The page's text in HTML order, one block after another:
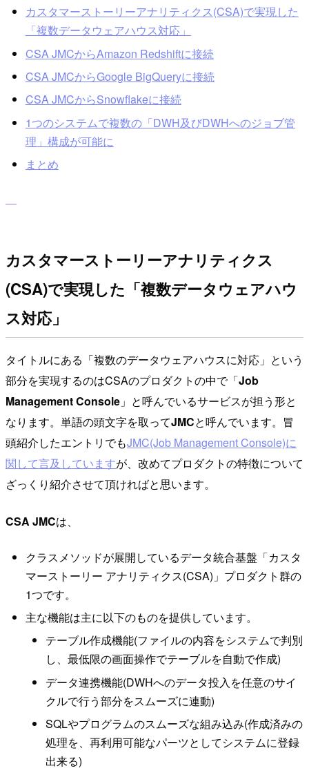
カスタマーストーリーアナリティクス(CSA)で実現した
「複数データウェアハウス対応」
CSA JMCからAmazon Redshiftに接続
CSA JMCからGoogle BigQueryに接続
CSA JMCからSnowflakeに接続
1つのシステムで複数の「DWH及びDWHへのジョブ管
理」構成が可能に
まとめ
カスタマーストーリーアナリティクス
(CSA)で実現した「複数データウェアハウ
ス対応」
タイトルにある「複数のデータウェアハウスに対応」という
部分を実現するのはCSAのプロダクトの中で「Job
Management Console 」と呼んでいるサービスが担う形と
なります。単語の頭文字を取ってJMCと呼んでいます。冒
頭紹介したエントリでもJMC(Job Management Console)に
関して言及していますが、改めてプロダクトの特徴について
ざっくり紹介させて頂ければと思います。
CSA JMCは、
クラスメソッドが展開しているデータ統合基盤「カスタ
マーストーリー アナリティクス(CSA)」プロダクト群の
1つです。
主な機能は主に以下のものを提供しています。
テーブル作成機能(ファイルの内容をシステムで判別
し、最低限の画面操作でテーブルを自動で作成)
データ連携機能(DWHへのデータ投入を任意のサイ
クルで行う部分をスムーズに連動)
SQLやプログラムのスムーズな組み込み(作成済みの
処理を、再利用可能なパーツとしてシステムに登録
出来る)